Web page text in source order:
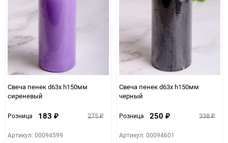
Свеча пенек d63х h150мм
сиреневый
Розница 183 ₽ 275₽
Артикул: 00094599
Свеча пенек d63х h150мм
черный
Розница 250 ₽ 338₽
Артикул: 00094601